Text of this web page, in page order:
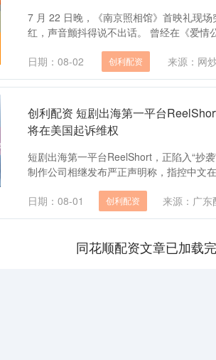
7 月 22 日晚，《南京照相馆》首映礼现
红，声音颤抖得说不出话。 曾经在《爱情
日期：08-02 创利配资 来源：网
创利配资 短剧出海第一平台
将在美国起诉维权
短剧出海第一平台ReelShort，正陷入“抄
制作公司相继发布严正声明称，指控中文
日期：08-01 创利配资 来源：广东
同花顺配资文章已加载